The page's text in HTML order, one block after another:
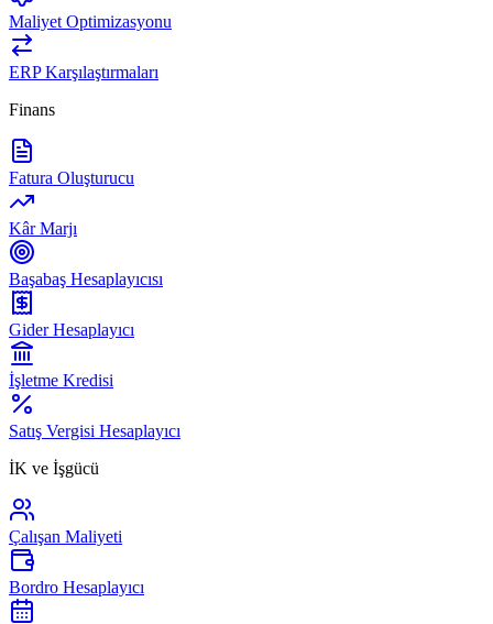
Maliyet Optimizasyonu
ERP Karşılaştırmaları
Finans
Fatura Oluşturucu
Kâr Marjı
Başabaş Hesaplayıcısı
Gider Hesaplayıcı
İşletme Kredisi
Satış Vergisi Hesaplayıcı
İK ve İşgücü
Çalışan Maliyeti
Bordro Hesaplayıcı